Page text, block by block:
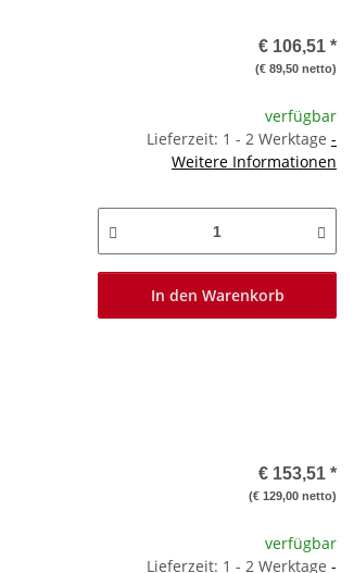
€ 106,51 *
(€ 89,50 netto)
verfügbar
Lieferzeit: 1 - 2 Werktage -
Weitere Informationen
In den Warenkorb
€ 153,51 *
(€ 129,00 netto)
verfügbar
Lieferzeit: 1 - 2 Werktage -